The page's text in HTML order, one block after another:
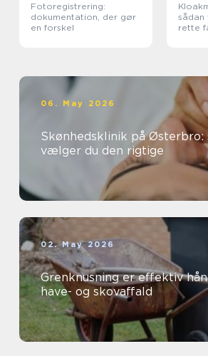
Fotoregistrering:
dokumentation, der gør
en forskel
sådan
rette
06. May 2026
Skønhedsklinik på Østerbro:
vælger du den rigtige
02. May 2026
Grenknusning er effektiv
have- og skovaffald